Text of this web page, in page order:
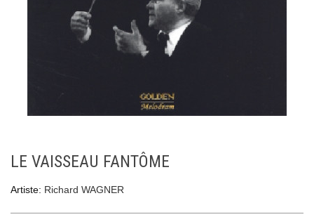
LE VAISSEAU FANTÔME
Artiste: Richard WAGNER